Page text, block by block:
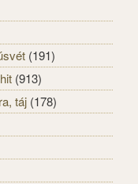
(191)
(913)
táj (178)